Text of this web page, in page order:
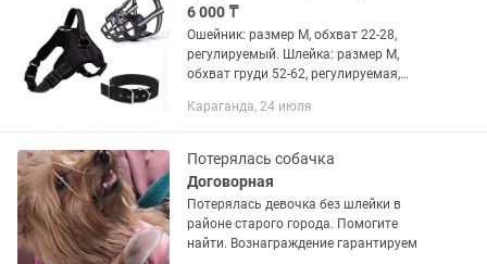
6 000 ₸
Ошейник: размер М, обхват 22-28,
регулируемый. Шлейка: размер М,
обхват груди 52-62, регулируемая,
размер S, обхват 24-26, регулируемый,
Караганда, 24 июля
Потерялась собачка
Договорная
Потерялась девочка без шлейки в
районе старого города. Помогите
найти. Вознаграждение гарантируем